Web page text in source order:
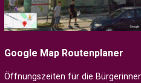
Google Map Routenplaner
Öffnungszeiten für die